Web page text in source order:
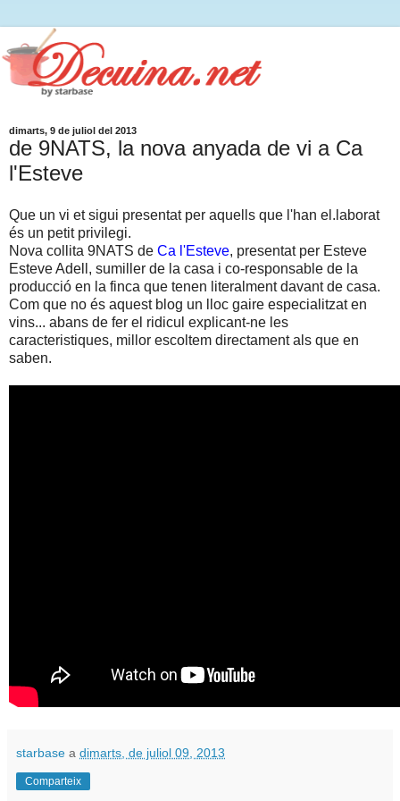
dimarts, 9 de juliol del 2013
de 9NATS, la nova anyada de vi a Ca
l'Esteve
Que un vi et sigui presentat per aquells que l'han el.laborat
és un petit privilegi.
Nova collita 9NATS de Ca l'Esteve, presentat per Esteve
Esteve Adell, sumiller de la casa i co-responsable de la
producció en la finca que tenen literalment davant de casa.
Com que no és aquest blog un lloc gaire especialitzat en
vins... abans de fer el ridicul explicant-ne les
caracteristiques, millor escoltem directament als que en
saben.
starbase a dimarts, de juliol 09, 2013
Comparteix